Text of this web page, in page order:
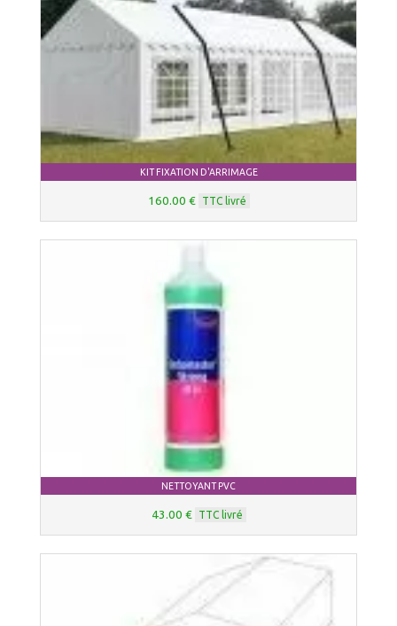
KIT FIXATION D'ARRIMAGE
160.00 € TTC livré
NETTOYANT PVC
43.00 € TTC livré